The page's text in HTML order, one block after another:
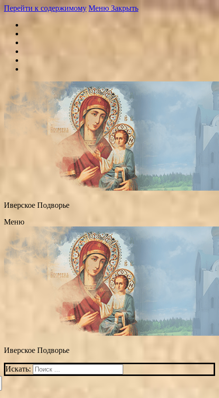
Перейти к содержимому Меню Закрыть
Иверское Подворье
Меню
Иверское Подворье
Искать: